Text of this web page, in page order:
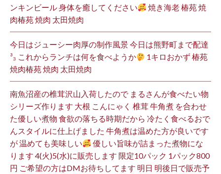
ンキンビール 身体を癒してください
焼き海老 椿苑 焼
肉椿苑 焼肉 太田焼肉
今日はジューシー肉厚の制作風景 今日は熊野町まで配達
³₃ これからランチは何を食べようか
1キロおかず 椿苑
焼肉椿苑 焼肉 太田焼肉
南魚沼産の椎茸沢山入荷したので まるさんが食べたい物
シリーズ作ります 大根 こんにゃく 椎茸 牛角煮 を合わせ
た優しい煮物 食欲の落ちる時期だから 冷たく食べるおで
んスタイルに仕上げました 牛角煮は温めた方が良いです
が 温めても美味しい
優しい旨味が詰まった煮物にな
ります 4(火)5(水)に販売します 限定10パック 1パック800
円 ご希望の方はDMお待ちしてます 明日 明後日で販売予